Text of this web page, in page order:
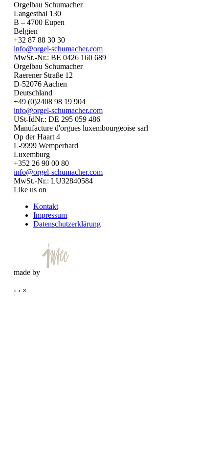
Orgelbau Schumacher
Langesthal 130
B – 4700 Eupen
Belgien
+32 87 88 30 30
info@orgel-schumacher.com
MwSt.-Nr.: BE 0426 160 689
Orgelbau Schumacher
Raerener Straße 12
D-52076 Aachen
Deutschland
+49 (0)2408 98 19 904
info@orgel-schumacher.com
USt-IdNr.: DE 295 059 486
Manufacture d'orgues luxembourgeoise sarl
Op der Haart 4
L-9999 Wemperhard
Luxemburg
+352 26 90 00 80
info@orgel-schumacher.com
MwSt.-Nr.: LU32840584
Like us on
Kontakt
Impressum
Datenschutzerklärung
made by
‹ › ×